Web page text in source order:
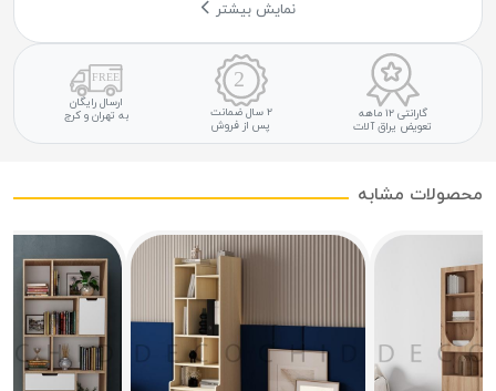
نمایش بیشتر
گارانتی ۱۲ ماهه
تعویض یراق آلات
۲ سال ضمانت
پس از فروش
ارسال رایگان
به تهران و کرج
محصولات مشابه